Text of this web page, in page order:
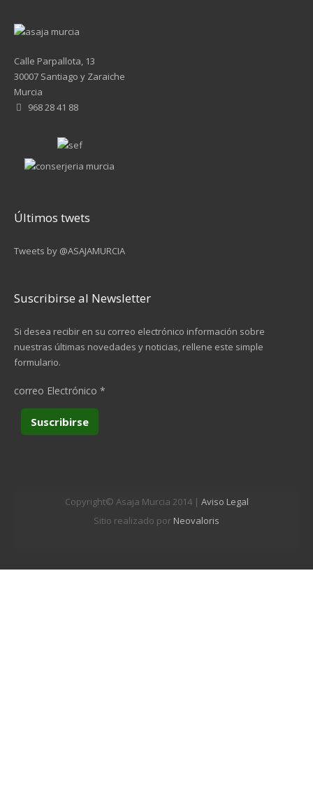
Calle Parpallota, 13
30007 Santiago y Zaraiche
Murcia
968 28 41 88
Últimos twets
Tweets by @ASAJAMURCIA
Suscribirse al Newsletter
Si desea recibir en su correo electrónico información sobre
nuestras últimas novedades y noticias, rellene este simple
formulario.
correo Electrónico *
Copyright© Asaja Murcia 2014 | Aviso Legal
Sitio realizado por Neovaloris